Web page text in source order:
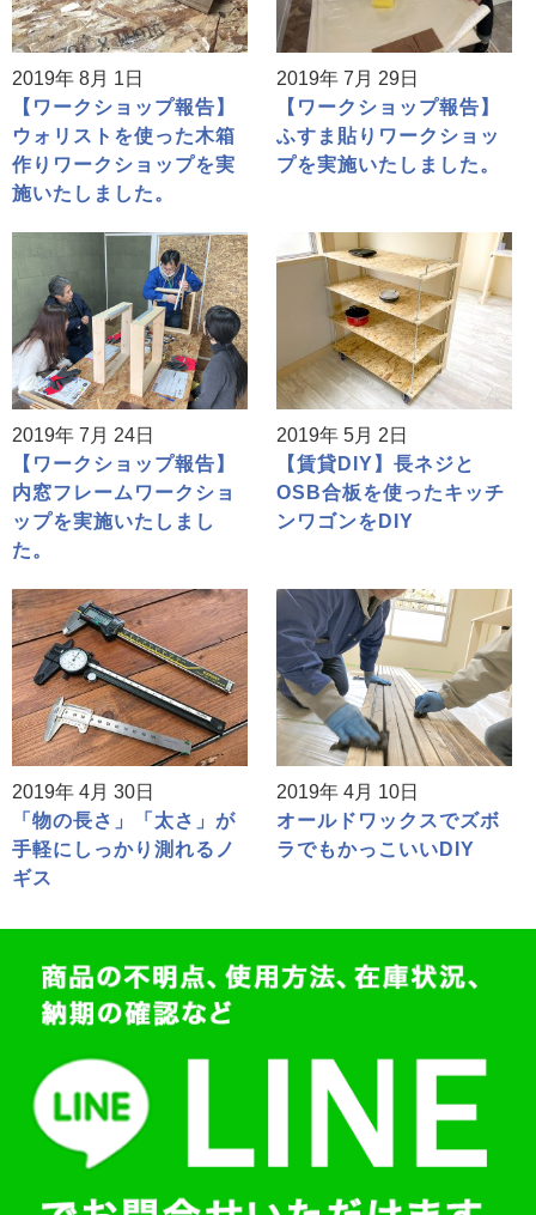
2019年 8月 1日
【ワークショップ報告】
ウォリストを使った木箱
作りワークショップを実
施いたしました。
2019年 7月 29日
【ワークショップ報告】
ふすま貼りワークショッ
プを実施いたしました。
2019年 7月 24日
【ワークショップ報告】
内窓フレームワークショ
ップを実施いたしまし
た。
2019年 5月 2日
【賃貸DIY】長ネジと
OSB合板を使ったキッチ
ンワゴンをDIY
2019年 4月 30日
「物の長さ」「太さ」が
手軽にしっかり測れるノ
ギス
2019年 4月 10日
オールドワックスでズボ
ラでもかっこいいDIY